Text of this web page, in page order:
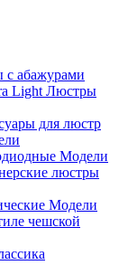
абажурами
Люстры
для люстр
Модели
люстры
Модели
чешской